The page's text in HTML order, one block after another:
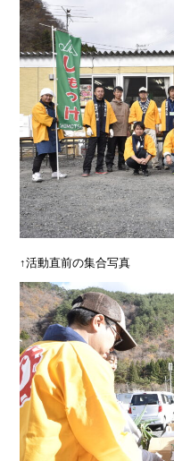
↑活動直前の集合写真